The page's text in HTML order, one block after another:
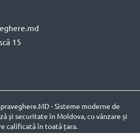
15
- Sisteme moderne de
și securitate în Moldova, cu vânzare și
calificată în toată țara.